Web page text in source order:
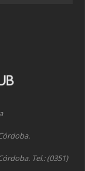
Tel.: (0351)